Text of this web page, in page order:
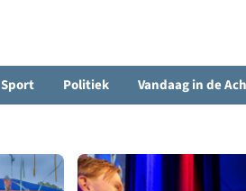
Sport Politiek Vandaag in de